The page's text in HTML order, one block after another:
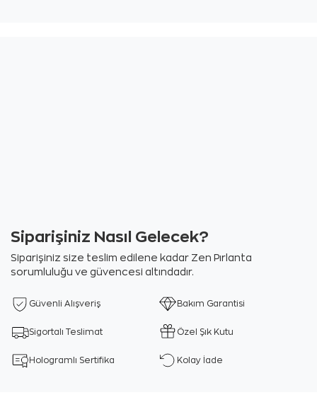
Siparişiniz Nasıl Gelecek?
Siparişiniz size teslim edilene kadar Zen Pırlanta
sorumluluğu ve güvencesi altındadır.
Güvenli Alışveriş Bakım Garantisi
Sigortalı Teslimat Özel Şık Kutu
Hologramlı Sertifika Kolay İade